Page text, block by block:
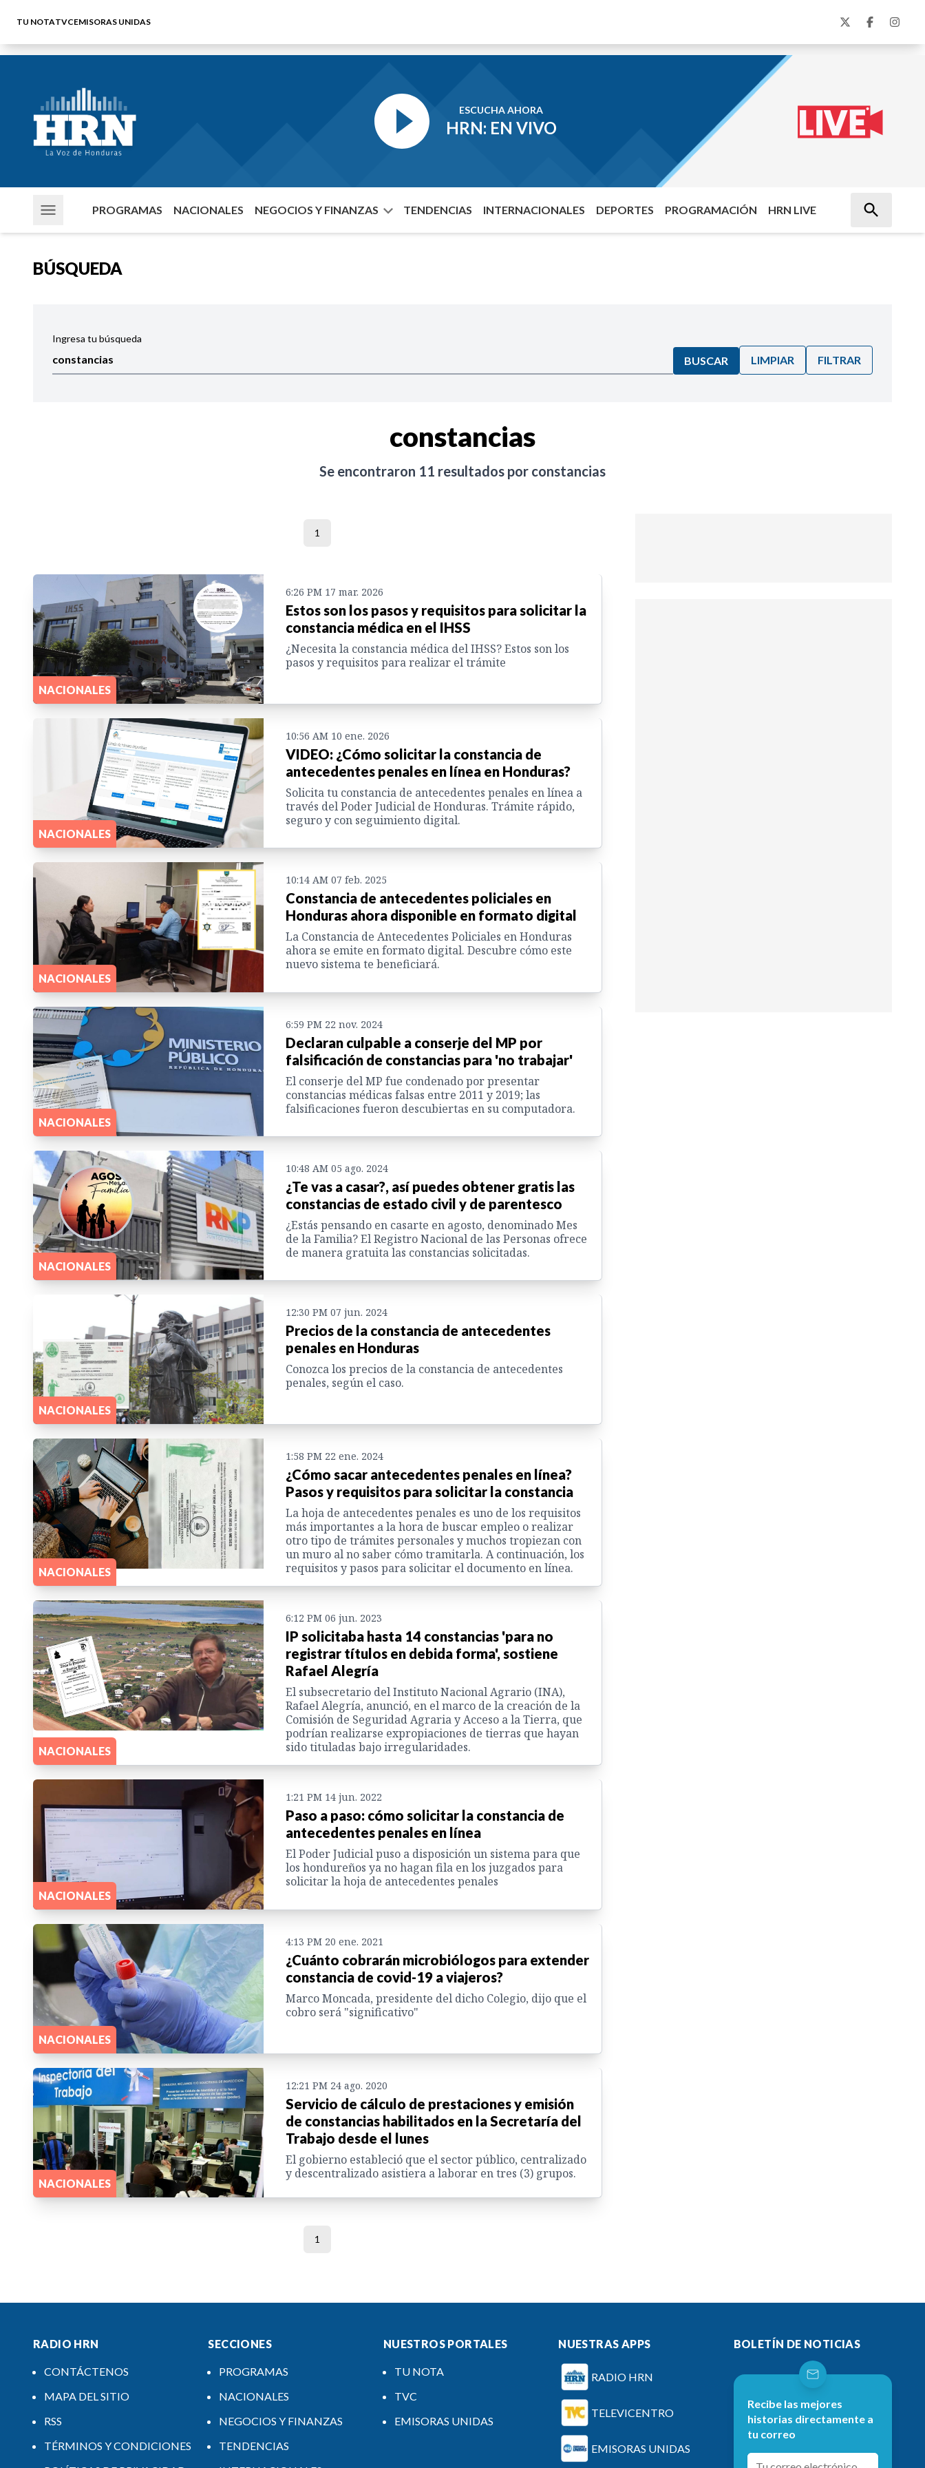
TU NOTATVCEMISORAS UNIDAS
ESCUCHA AHORA
HRN: EN VIVO
PROGRAMAS NACIONALES NEGOCIOS Y FINANZAS TENDENCIAS INTERNACIONALES DEPORTES PROGRAMACIÓN HRN LIVE
BÚSQUEDA
Ingresa tu búsqueda
BUSCAR LIMPIAR FILTRAR
constancias
Se encontraron 11 resultados por constancias
1
NACIONALES
6:26 PM 17 mar. 2026
Estos son los pasos y requisitos para solicitar la
constancia médica en el IHSS
¿Necesita la constancia médica del IHSS? Estos son los
pasos y requisitos para realizar el trámite
NACIONALES
10:56 AM 10 ene. 2026
VIDEO: ¿Cómo solicitar la constancia de
antecedentes penales en línea en Honduras?
Solicita tu constancia de antecedentes penales en línea a
través del Poder Judicial de Honduras. Trámite rápido,
seguro y con seguimiento digital.
NACIONALES
10:14 AM 07 feb. 2025
Constancia de antecedentes policiales en
Honduras ahora disponible en formato digital
La Constancia de Antecedentes Policiales en Honduras
ahora se emite en formato digital. Descubre cómo este
nuevo sistema te beneficiará.
NACIONALES
6:59 PM 22 nov. 2024
Declaran culpable a conserje del MP por
falsificación de constancias para 'no trabajar'
El conserje del MP fue condenado por presentar
constancias médicas falsas entre 2011 y 2019; las
falsificaciones fueron descubiertas en su computadora.
NACIONALES
10:48 AM 05 ago. 2024
¿Te vas a casar?, así puedes obtener gratis las
constancias de estado civil y de parentesco
¿Estás pensando en casarte en agosto, denominado Mes
de la Familia? El Registro Nacional de las Personas ofrece
de manera gratuita las constancias solicitadas.
NACIONALES
12:30 PM 07 jun. 2024
Precios de la constancia de antecedentes
penales en Honduras
Conozca los precios de la constancia de antecedentes
penales, según el caso.
NACIONALES
1:58 PM 22 ene. 2024
¿Cómo sacar antecedentes penales en línea?
Pasos y requisitos para solicitar la constancia
La hoja de antecedentes penales es uno de los requisitos
más importantes a la hora de buscar empleo o realizar
otro tipo de trámites personales y muchos tropiezan con
un muro al no saber cómo tramitarla. A continuación, los
requisitos y pasos para solicitar el documento en línea.
NACIONALES
6:12 PM 06 jun. 2023
IP solicitaba hasta 14 constancias 'para no
registrar títulos en debida forma', sostiene
Rafael Alegría
El subsecretario del Instituto Nacional Agrario (INA),
Rafael Alegría, anunció, en el marco de la creación de la
Comisión de Seguridad Agraria y Acceso a la Tierra, que
podrían realizarse expropiaciones de tierras que hayan
sido tituladas bajo irregularidades.
NACIONALES
1:21 PM 14 jun. 2022
Paso a paso: cómo solicitar la constancia de
antecedentes penales en línea
El Poder Judicial puso a disposición un sistema para que
los hondureños ya no hagan fila en los juzgados para
solicitar la hoja de antecedentes penales
NACIONALES
4:13 PM 20 ene. 2021
¿Cuánto cobrarán microbiólogos para extender
constancia de covid-19 a viajeros?
Marco Moncada, presidente del dicho Colegio, dijo que el
cobro será "significativo"
NACIONALES
12:21 PM 24 ago. 2020
Servicio de cálculo de prestaciones y emisión
de constancias habilitados en la Secretaría del
Trabajo desde el lunes
El gobierno estableció que el sector público, centralizado
y descentralizado asistiera a laborar en tres (3) grupos.
1
RADIO HRN
CONTÁCTENOS
MAPA DEL SITIO
RSS
TÉRMINOS Y CONDICIONES
SECCIONES
PROGRAMAS
NACIONALES
NEGOCIOS Y FINANZAS
TENDENCIAS
NUESTROS PORTALES
TU NOTA
TVC
EMISORAS UNIDAS
NUESTRAS APPS
RADIO HRN
TELEVICENTRO
EMISORAS UNIDAS
BOLETÍN DE NOTICIAS
Recibe las mejores
historias directamente a
tu correo